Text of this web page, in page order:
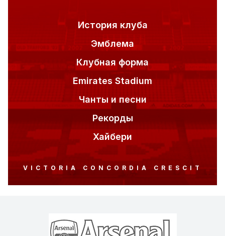
История клуба
Эмблема
Клубная форма
Emirates Stadium
Чанты и песни
Рекорды
Хайбери
VICTORIA CONCORDIA CRESCIT